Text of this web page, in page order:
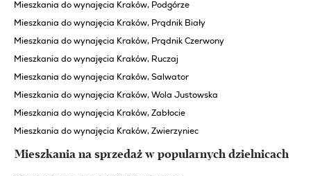
Mieszkania do wynajęcia Kraków, Podgórze
Mieszkania do wynajęcia Kraków, Prądnik Biały
Mieszkania do wynajęcia Kraków, Prądnik Czerwony
Mieszkania do wynajęcia Kraków, Ruczaj
Mieszkania do wynajęcia Kraków, Salwator
Mieszkania do wynajęcia Kraków, Wola Justowska
Mieszkania do wynajęcia Kraków, Zabłocie
Mieszkania do wynajęcia Kraków, Zwierzyniec
Mieszkania na sprzedaż w popularnych dzielnicach